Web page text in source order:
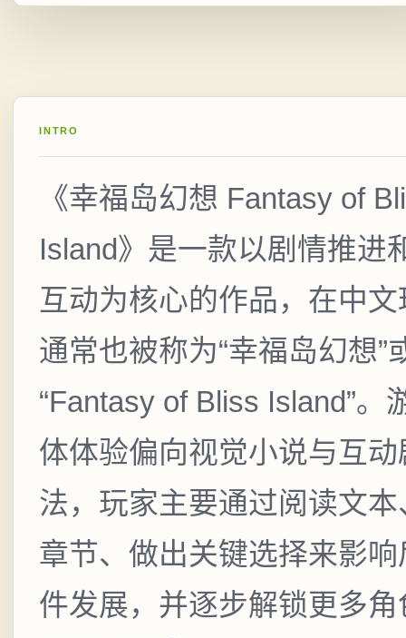
INTRO
《幸福岛幻想 Fantasy of
Island》是一款以剧情推进
互动为核心的作品，在中
通常也被称为“幸福岛幻想”
“Fantasy of Bliss Island”。
体体验偏向视觉小说与互
法，玩家主要通过阅读文
章节、做出关键选择来影
件发展，并逐步解锁更多